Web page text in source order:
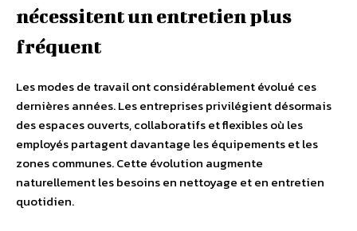
nécessitent un entretien plus
fréquent
Les modes de travail ont considérablement évolué ces
dernières années. Les entreprises privilégient désormais
des espaces ouverts, collaboratifs et flexibles où les
employés partagent davantage les équipements et les
zones communes. Cette évolution augmente
naturellement les besoins en nettoyage et en entretien
quotidien.